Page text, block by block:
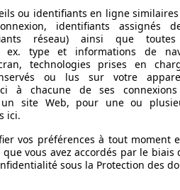
kW (68 PS)
162 km/h
ccm
ou identifiants en ligne
identifiants assignés
réseau) ainsi que
ex. type et informations de
technologies prises en
ou lus sur votre
ci à chacune de ses
site Web, pour une ou
ici.
vos préférences à tout moment
vous avez accordés par le biais
sous la Protection des